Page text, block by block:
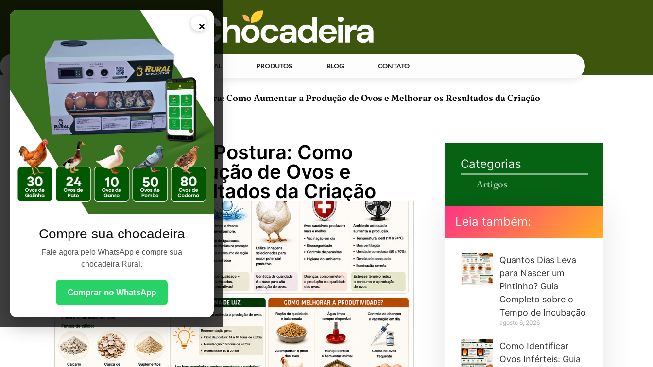
×
Compre sua chocadeira
Fale agora pelo WhatsApp e compre sua
chocadeira Rural.
Comprar no WhatsApp
PÁGINA INICIAL PRODUTOS BLOG CONTATO
Página Inicial |Produtividade de Postura: Como Aumentar a Produção de Ovos e Melhorar os Resultados da Criação
Produtividade de Postura: Como
Aumentar a Produção de Ovos e
Melhorar os Resultados da Criação
Categorias
Artigos
Leia também:
Quantos Dias Leva
para Nascer um
Pintinho? Guia
Completo sobre o
Tempo de Incubação
agosto 6, 2026
Como Identificar
Ovos Inférteis: Guia